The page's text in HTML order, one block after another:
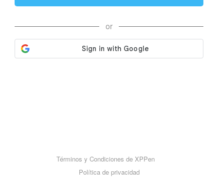
or
Términos y Condiciones de XPPen
Política de privacidad